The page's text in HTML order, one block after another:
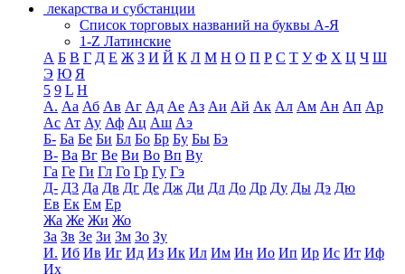
лекарства и субстанции
Список торговых названий на буквы А-Я
1-Z Латинские
А Б В Г Д Е Ж З И Й К Л М Н О П Р С Т У Ф Х Ц Ч Ш
Э Ю Я
5 9 L H
А. Аа Аб Ав Аг Ад Ае Аз Аи Ай Ак Ал Ам Ан Ап Ар
Ас Ат Ау Аф Ац Аш Аэ
Б- Ба Бе Би Бл Бо Бр Бу Бы Бэ
В- Ва Вг Ве Ви Во Вп Ву
Га Ге Ги Гл Го Гр Гу Гэ
Д- Д3 Да Дв Дг Де Дж Ди Дл До Др Ду Ды Дэ Дю
Ев Ек Ем Ер
Жа Же Жи Жо
За Зв Зе Зи Зм Зо Зу
И. Иб Ив Иг Ид Из Ик Ил Им Ин Ио Ип Ир Ис Ит Иф
Их